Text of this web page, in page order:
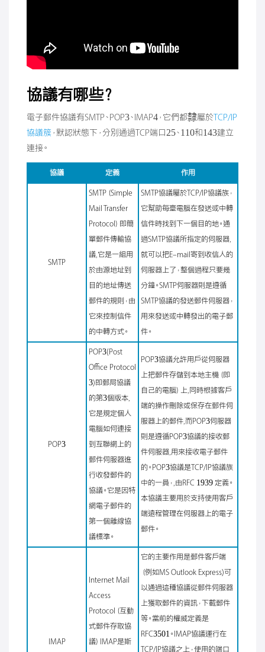
協議有哪些？
電子郵件協議有SMTP、POP3、IMAP4，它們都隸屬於TCP/IP
協議簇，默認狀態下，分別通過TCP端口25、110和143建立
連接。
協議 定義 作用
SMTP
SMTP（Simple
Mail Transfer
Protocol）即簡
單郵件傳輸協
議,它是一組用
於由源地址到
目的地址傳送
郵件的規則，由
它來控制信件
的中轉方式。
SMTP協議屬於TCP/IP協議族，
它幫助每臺電腦在發送或中轉
信件時找到下一個目的地。通
過SMTP協議所指定的伺服器,
就可以把E-mail寄到收信人的
伺服器上了，整個過程只要幾
分鐘。SMTP伺服器則是遵循
SMTP協議的發送郵件伺服器，
用來發送或中轉發出的電子郵
件。
POP3
POP3(Post
Office Protocol
3)即郵局協議
的第3個版本,
它是規定個人
電腦如何連接
到互聯網上的
郵件伺服器進
行收發郵件的
協議。它是因特
網電子郵件的
第一個離線協
議標準。
POP3協議允許用戶從伺服器
上把郵件存儲到本地主機（即
自己的電腦）上,同時根據客戶
端的操作刪除或保存在郵件伺
服器上的郵件,而POP3伺服器
則是遵循POP3協議的接收郵
件伺服器,用來接收電子郵件
的。POP3協議是TCP/IP協議族
中的一員，,由RFC 1939 定義。
本協議主要用於支持使用客戶
端遠程管理在伺服器上的電子
郵件。
IMAP
Internet Mail
Access
Protocol（互動
式郵件存取協
議）IMAP是斯
它的主要作用是郵件客戶端
（例如MS Outlook Express)可
以通過這種協議從郵件伺服器
上獲取郵件的資訊，下載郵件
等。當前的權威定義是
RFC3501。IMAP協議運行在
TCP/IP協議之上，使用的端口